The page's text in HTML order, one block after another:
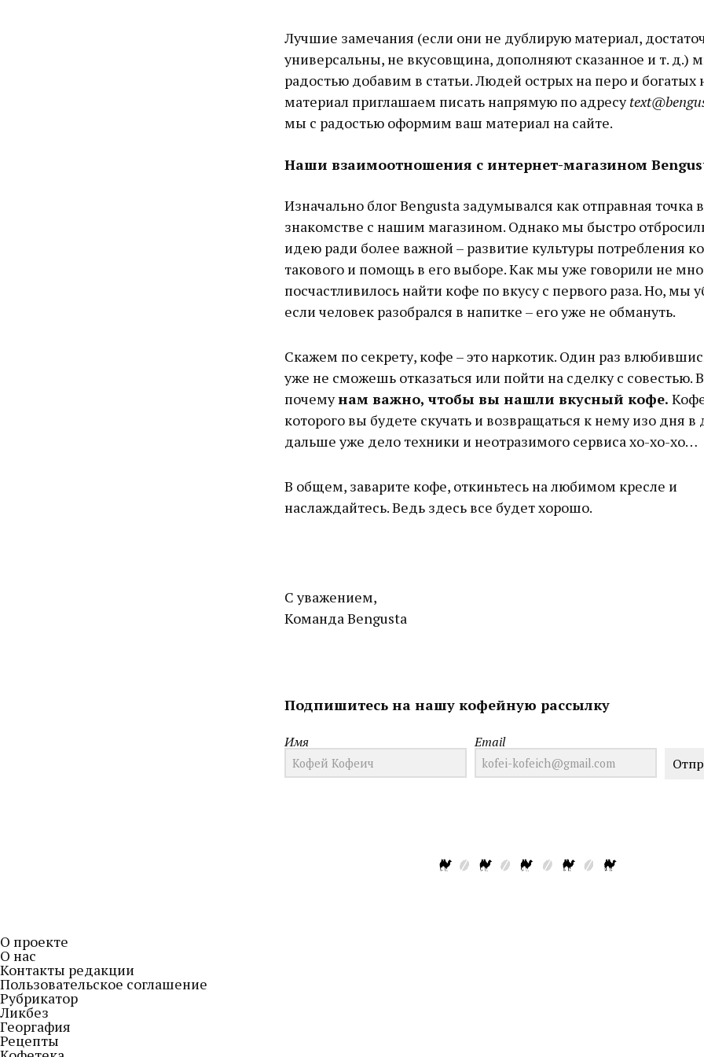
Лучшие замечания (если они не дублирую материал,
универсальны, не вкусовщина, дополняют сказанное и т. д.)
радостью добавим в статьи. Людей острых на перо и богатых
материал приглашаем писать напрямую по адресу
мы с радостью оформим ваш материал на сайте.
Наши взаимоотношения с интернет-магазином
Изначально блог Bengusta задумывался как отправная точка в
знакомстве с нашим магазином. Однако мы быстро
идею ради более важной – развитие культуры потребления
такового и помощь в его выборе. Как мы уже говорили не
посчастливилось найти кофе по вкусу с первого раза. Но, мы
если человек разобрался в напитке – его уже не обмануть.
Скажем по секрету, кофе – это наркотик. Один раз
уже не сможешь отказаться или пойти на сделку с совестью.
почемунам важно, чтобы вы нашли вкусный кофе.
которого вы будете скучать и возвращаться к нему изо дня в
дальше уже дело техники и неотразимого сервиса хо-хо-хо…
В общем, заварите кофе, откиньтесь на любимом кресле и
наслаждайтесь. Ведь здесь все будет хорошо.
С уважением,
Команда Bengusta
Подпишитесь на нашу кофейную рассылку
Имя
Email
О проекте
О нас
Контакты редакции
Пользовательское соглашение
Рубрикатор
Ликбез
Георгафия
Рецепты